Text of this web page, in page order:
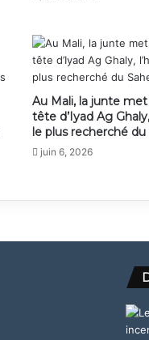
Au Mali, la junte met
tête d’Iyad Ag
le plus recherché du
juin 6, 2026